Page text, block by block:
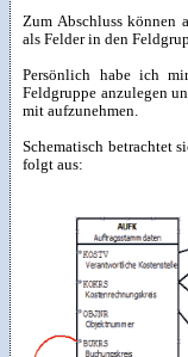
Zum Abschluss können
als Felder in den
Persönlich habe ich
Feldgruppe anzulegen
mit aufzunehmen.
Schematisch betrachtet
folgt aus: